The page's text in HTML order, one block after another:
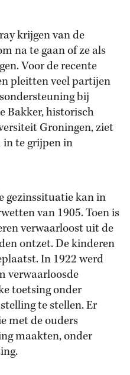
krijgen van de
na te gaan of ze als
Voor de recente
pleitten veel partijen
bij
Bakker, historisch
Groningen, ziet
in te grijpen in
gezinssituatie kan in
van 1905. Toen is
verwaarloost uit de
ontzet. De kinderen
In 1922 werd
verwaarloosde
toetsing onder
te stellen. Er
met de ouders
maakten, onder